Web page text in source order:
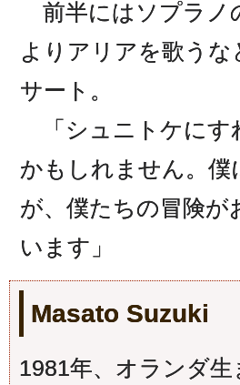
前半にはソプラノ
よりアリアを歌う
サート。
「シュニトケにす
かもしれません。
が、僕たちの冒険
います」
Masato Suzuki
1981年、オランダ